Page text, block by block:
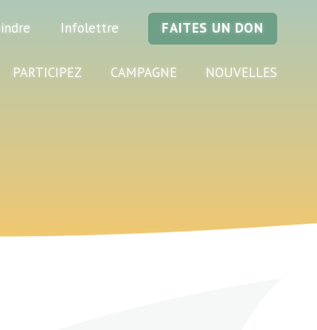
Infolettre FAITES UN DON
PARTICIPEZ CAMPAGNE NOUVELLES